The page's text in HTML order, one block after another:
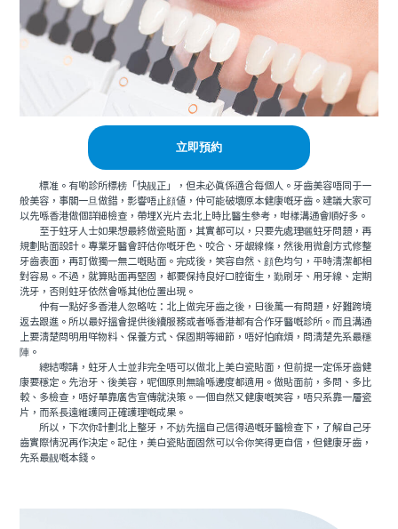
立即預約
標准。有啲診所標榜「快靓正」，但未必真係適合每個人。牙齒美容唔同于一
般美容，事關一旦做錯，影響唔止顔值，仲可能破壞原本健康嘅牙齒。建議大家可
以先喺香港做個詳細檢查，帶埋X光片去北上時比醫生參考，咁樣溝通會順好多。
至于蛀牙人士如果想最終做瓷貼面，其實都可以，只要先處理曬蛀牙問題，再
規劃貼面設計。專業牙醫會評估你嘅牙色、咬合、牙龈線條，然後用微創方式修整
牙齒表面，再訂做獨一無二嘅貼面。完成後，笑容自然、顔色均勻，平時清潔都相
對容易。不過，就算貼面再堅固，都要保持良好口腔衛生，勤刷牙、用牙線、定期
洗牙，否則蛀牙依然會喺其他位置出現。
仲有一點好多香港人忽略咗：北上做完牙齒之後，日後萬一有問題，好難跨境
返去跟進。所以最好搵會提供後續服務或者喺香港都有合作牙醫嘅診所。而且溝通
上要清楚問明用咩物料、保養方式、保固期等細節，唔好怕麻煩，問清楚先系最穩
陣。
總結嚟講，蛀牙人士並非完全唔可以做北上美白瓷貼面，但前提一定係牙齒健
康要穩定。先治牙、後美容，呢個原則無論喺邊度都適用。做貼面前，多問、多比
較、多檢查，唔好單靠廣告宣傳就決策。一個自然又健康嘅笑容，唔只系靠一層瓷
片，而系長遠維護同正確護理嘅成果。
所以，下次你計劃北上整牙，不妨先搵自己信得過嘅牙醫檢查下，了解自己牙
齒實際情況再作決定。記住，美白瓷貼面固然可以令你笑得更自信，但健康牙齒，
先系最靓嘅本錢。